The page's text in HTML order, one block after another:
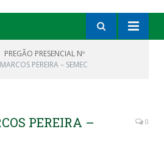
PREGÃO PRESENCIAL Nº
PEREIRA – SEMEC
PEREIRA –
0